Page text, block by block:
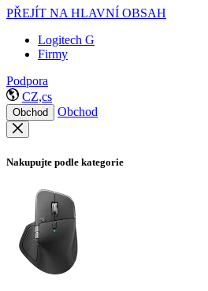
PŘEJÍT NA HLAVNÍ OBSAH
Logitech G
Firmy
Podpora
CZ,cs
Obchod Obchod
Nakupujte podle kategorie